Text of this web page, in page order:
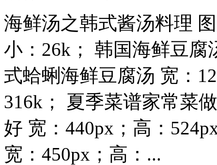
海鲜汤之韩式酱汤料理
小：26k； 韩国海鲜豆
式蛤蜊海鲜豆腐汤 宽：
316k； 夏季菜谱家常菜
好 宽：440px；高：
宽：450px；高：...